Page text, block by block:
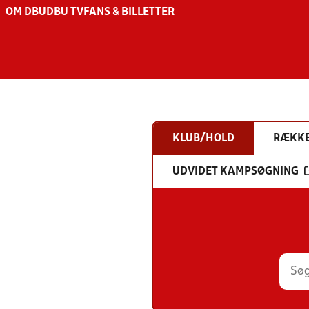
OM DBU DBU TV FANS & BILLETTER
KLUB/HOLD
UDVIDET KAMPSØGNING